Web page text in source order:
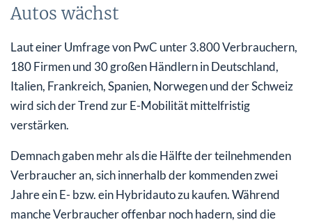
Autos wächst
Laut einer Umfrage von PwC unter 3.800 Verbrauchern,
180 Firmen und 30 großen Händlern in Deutschland,
Italien, Frankreich, Spanien, Norwegen und der Schweiz
wird sich der Trend zur E-Mobilität mittelfristig
verstärken.
Demnach gaben mehr als die Hälfte der teilnehmenden
Verbraucher an, sich innerhalb der kommenden zwei
Jahre ein E- bzw. ein Hybridauto zu kaufen. Während
manche Verbraucher offenbar noch hadern, sind die